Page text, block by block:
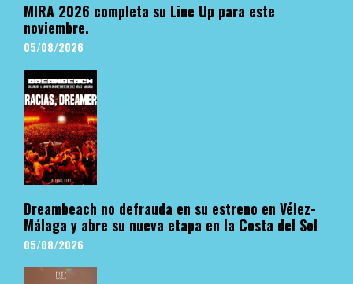
MIRA 2026 completa su Line Up para este
noviembre.
05/08/2026
Dreambeach no defrauda en su estreno en Vélez-
Málaga y abre su nueva etapa en la Costa del Sol
05/08/2026